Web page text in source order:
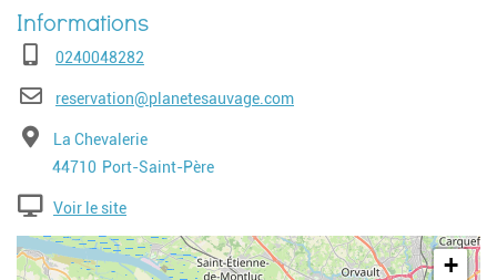
Téléphone0240048282
E-mailreservation@planetesauvage.com
AdresseLa Chevalerie
Code postal
44710 Ville
Port-Saint-Père
Voir le site
Geolocalisation
+